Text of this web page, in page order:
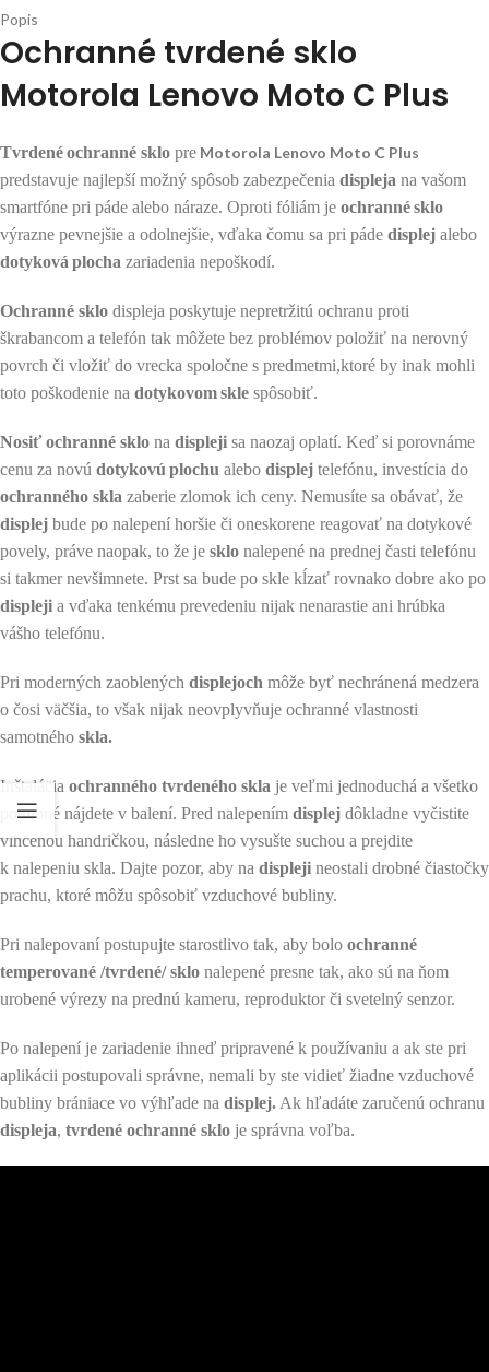
Popis
Ochranné tvrdené sklo
Motorola Lenovo Moto C Plus
Tvrdenéochranné sklo pre Motorola Lenovo Moto C Plus
predstavuje najlepší možný spôsob zabezpečenia displeja na vašom
smartfóne pri páde alebo náraze. Oproti fóliám je ochrannésklo
výrazne pevnejšie a odolnejšie, vďaka čomu sa pri páde displej alebo
dotyková plocha zariadenia nepoškodí.
Ochranné sklo displeja poskytuje nepretržitú ochranu proti
škrabancom a telefón tak môžete bez problémov položiť na nerovný
povrch či vložiť do vrecka spoločne s predmetmi,ktoré by inak mohli
toto poškodenie na dotykovomskle spôsobiť.
Nosiť ochranné sklo na displeji sa naozaj oplatí. Keď si porovnáme
cenu za novú dotykovú plochu alebo displej telefónu, investícia do
ochranného skla zaberie zlomok ich ceny. Nemusíte sa obávať, že
displej bude po nalepení horšie či oneskorene reagovať na dotykové
povely, práve naopak, to že je sklo nalepené na prednej časti telefónu
si takmer nevšimnete. Prst sa bude po skle kĺzať rovnako dobre ako po
displeji a vďaka tenkému prevedeniu nijak nenarastie ani hrúbka
vášho telefónu.
Pri moderných zaoblených displejoch môže byť nechránená medzera
o čosi väčšia, to však nijak neovplyvňuje ochranné vlastnosti
samotného skla.
Inštalácia ochranného tvrdeného skla je veľmi jednoduchá a všetko
potrebné nájdete v balení. Pred nalepením displej dôkladne vyčistite
vlhčenou handričkou, následne ho vysušte suchou a prejdite
k nalepeniu skla. Dajte pozor, aby na displeji neostali drobné čiastočky
prachu, ktoré môžu spôsobiť vzduchové bubliny.
Pri nalepovaní postupujte starostlivo tak, aby bolo ochranné
temperované /tvrdené/ sklo nalepené presne tak, ako sú na ňom
urobené výrezy na prednú kameru, reproduktor či svetelný senzor.
Po nalepení je zariadenie ihneď pripravené k používaniu a ak ste pri
aplikácii postupovali správne, nemali by ste vidieť žiadne vzduchové
bubliny brániace vo výhľade na displej. Ak hľadáte zaručenú ochranu
displeja, tvrdené ochranné sklo je správna voľba.